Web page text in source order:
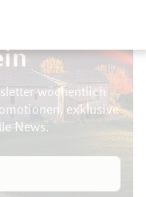
wöchentlich
exklusive
News.